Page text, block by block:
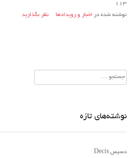
۱۱۳
نوشته شده در اخبار و رویدادها نظر بگذارید
جستجو
برای:
نوشته‌های تازه
دسیس Decis